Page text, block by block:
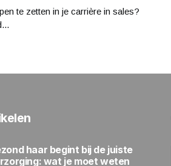
te zetten in je carrière in sales?
haar begint bij de juiste
wat je moet weten